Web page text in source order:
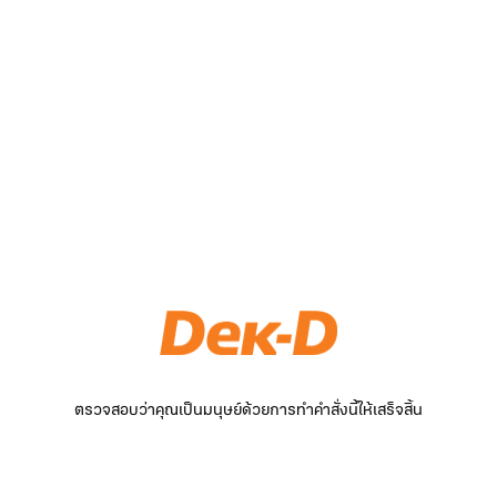
ตรวจสอบว่าคุณเป็นมนุษย์ด้วยการทำคำสั่งนี้ให้เสร็จสิ้น